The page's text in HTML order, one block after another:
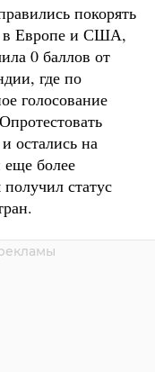
покорять
в Европе и США,
0 баллов от
где по
голосование
остались на
еще более
статус